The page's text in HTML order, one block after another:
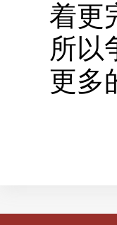
着更
所以
更多